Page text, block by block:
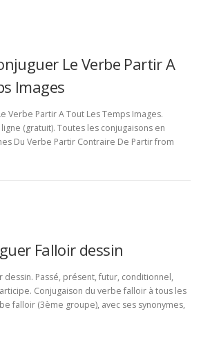
Le Verbe Partir A
Images
Verbe Partir A Tout Les Temps Images.
(gratuit). Toutes les conjugaisons en
Du Verbe Partir Contraire De Partir from
Falloir dessin
dessin. Passé, présent, futur, conditionnel,
Conjugaison du verbe falloir à tous les
falloir (3ème groupe), avec ses synonymes,